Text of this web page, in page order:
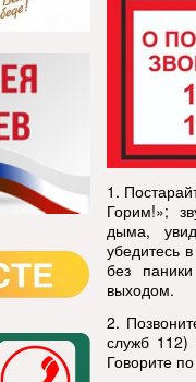
1.
Горим!»;
дыма,
убедитесь
без
выходом.
2.
служб
Говорите